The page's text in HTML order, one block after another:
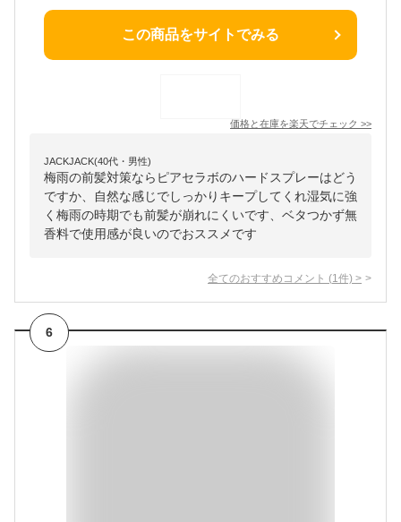
この商品をサイトでみる
価格と在庫を楽天でチェック >>
JACKJACK(40代・男性)
梅雨の前髪対策ならピアセラボのハードスプレーはどう
ですか、自然な感じでしっかりキープしてくれ湿気に強
く梅雨の時期でも前髪が崩れにくいです、ベタつかず無
香料で使用感が良いのでおススメです
全てのおすすめコメント (1 件) >
6